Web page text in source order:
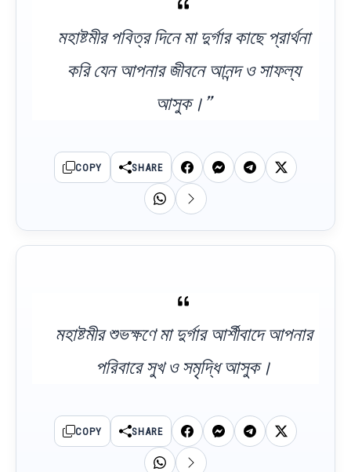
মহাষ্টমীর পবিত্র দিনে মা দুর্গার কাছে প্রার্থনা
করি যেন আপনার জীবনে আনন্দ ও সাফল্য
আসুক।”
COPY SHARE
মহাষ্টমীর শুভক্ষণে মা দুর্গার আর্শীবাদে আপনার
পরিবারে সুখ ও সমৃদ্ধি আসুক।
COPY SHARE